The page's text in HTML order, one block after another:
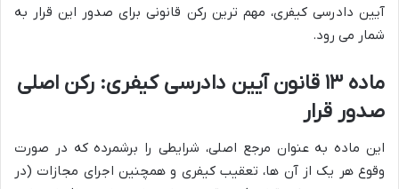
آیین دادرسی کیفری، مهم ترین رکن قانونی برای صدور این قرار به
شمار می رود.
ماده ۱۳ قانون آیین دادرسی کیفری: رکن اصلی
صدور قرار
این ماده به عنوان مرجع اصلی، شرایطی را برشمرده که در صورت
وقوع هر یک از آن ها، تعقیب کیفری و همچنین اجرای مجازات (در